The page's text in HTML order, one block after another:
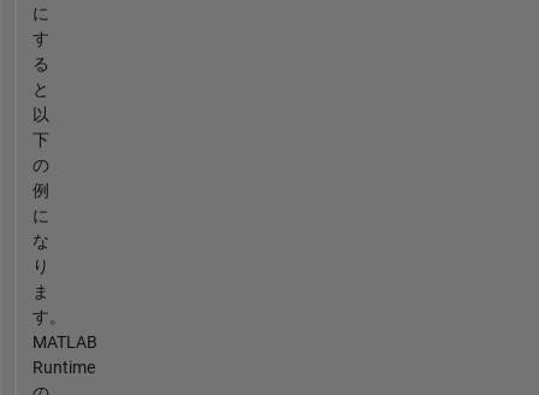
に
す
る
と
以
下
の
例
に
な
り
ま
す。
MATLAB
Runtime